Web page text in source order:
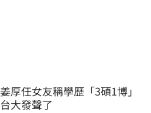
姜厚任女友稱學歷「3碩1博」
台大發聲了